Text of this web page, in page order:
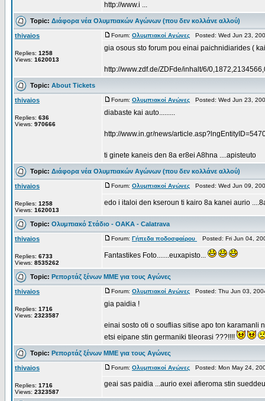
http://www.i ...
Topic: Διάφορα νέα Ολυμπιακών Αγώνων (που δεν κολλάνε αλλού)
thivaios
Replies: 1258
Views: 1620013
Forum: Ολυμπιακοί Αγώνες Posted: Wed Jun 23,
gia osous sto forum pou einai paichnidiarides (
http://www.zdf.de/ZDFde/inhalt/6/
Topic: About Tickets
thivaios
Replies: 636
Views: 970666
Forum: Ολυμπιακοί Αγώνες Posted: Wed Jun 23,
diabaste kai auto.........
http://www.in.gr/news/
ti ginete kaneis den 8a er8ei A8hna ....apisteuto
Topic: Διάφορα νέα Ολυμπιακών Αγώνων (που δεν κολλάνε αλλού)
thivaios
Replies: 1258
Views: 1620013
Forum: Ολυμπιακοί Αγώνες Posted: Wed Jun 09,
edo i italoi den kseroun ti kairo 8a kanei aurio
Topic: Ολυμπιακό Στάδιο - OAKA - Calatrava
thivaios
Replies: 6733
Views: 8535262
Forum: Γήπεδα ποδοσφαίρου Posted: Fri Jun 04,
Fantastikes Foto.......euxapisto...
Topic: Ρεπορτάζ ξένων ΜΜΕ για τους Αγώνες
thivaios
Replies: 1716
Views: 2323587
Forum: Ολυμπιακοί Αγώνες Posted: Thu Jun 03,
gia paidia !
einai sosto oti o souflias sitise apo ton karamanli
etsi eipane stin germaniki tileorasi ???!!!!
Topic: Ρεπορτάζ ξένων ΜΜΕ για τους Αγώνες
thivaios
Replies: 1716
Views: 2323587
Forum: Ολυμπιακοί Αγώνες Posted: Mon May 24,
geai sas paidia ...aurio exei afieroma stin